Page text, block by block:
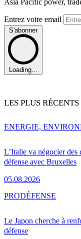
Entrez votre email
S'abonner
Loading...
LES PLUS RÉCENTS
L’Italie va négocier des
défense avec Bruxelles
05.08.2026
ENERGIE,
Le Japon cherche à
défense
PRODÉFENSE